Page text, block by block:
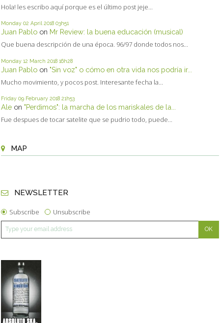
Hola! les escribo aquí porque es el último post jeje...
Monday 02 April 2018 03h51
Juan Pablo on Mr Review: la buena educación (musical)
Que buena descripción de una época. 96/97 donde todos nos...
Monday 12 March 2018 16h28
Juan Pablo on "Sin voz" o cómo en otra vida nos podría ir...
Mucho movimiento, y pocos post. Interesante fecha la...
Friday 09 February 2018 21h53
Ale on "Perdimos": la marcha de los mariskales de la...
Fue despues de tocar satelite que se pudrio todo, puede...
MAP
NEWSLETTER
Subscribe Unsubscribe